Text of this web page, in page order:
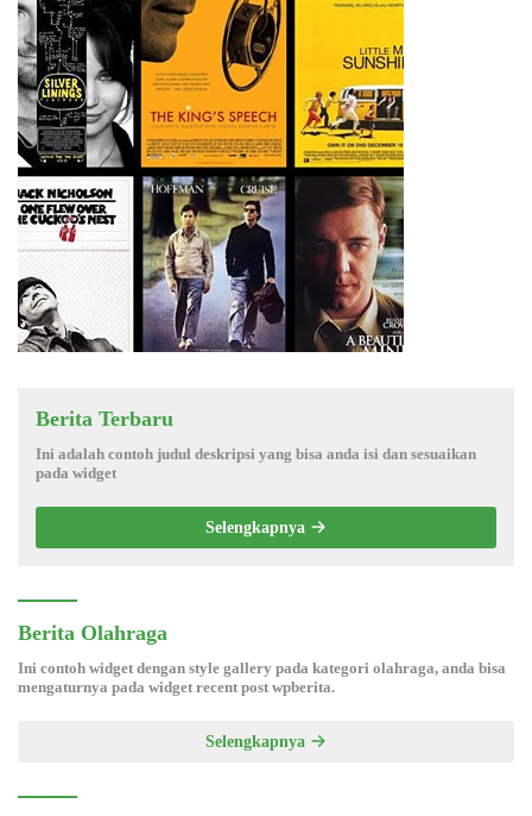
Berita Terbaru
Ini adalah contoh judul deskripsi yang bisa anda isi dan sesuaikan
pada widget
Selengkapnya
Berita Olahraga
Ini contoh widget dengan style gallery pada kategori olahraga, anda bisa
mengaturnya pada widget recent post wpberita.
Selengkapnya